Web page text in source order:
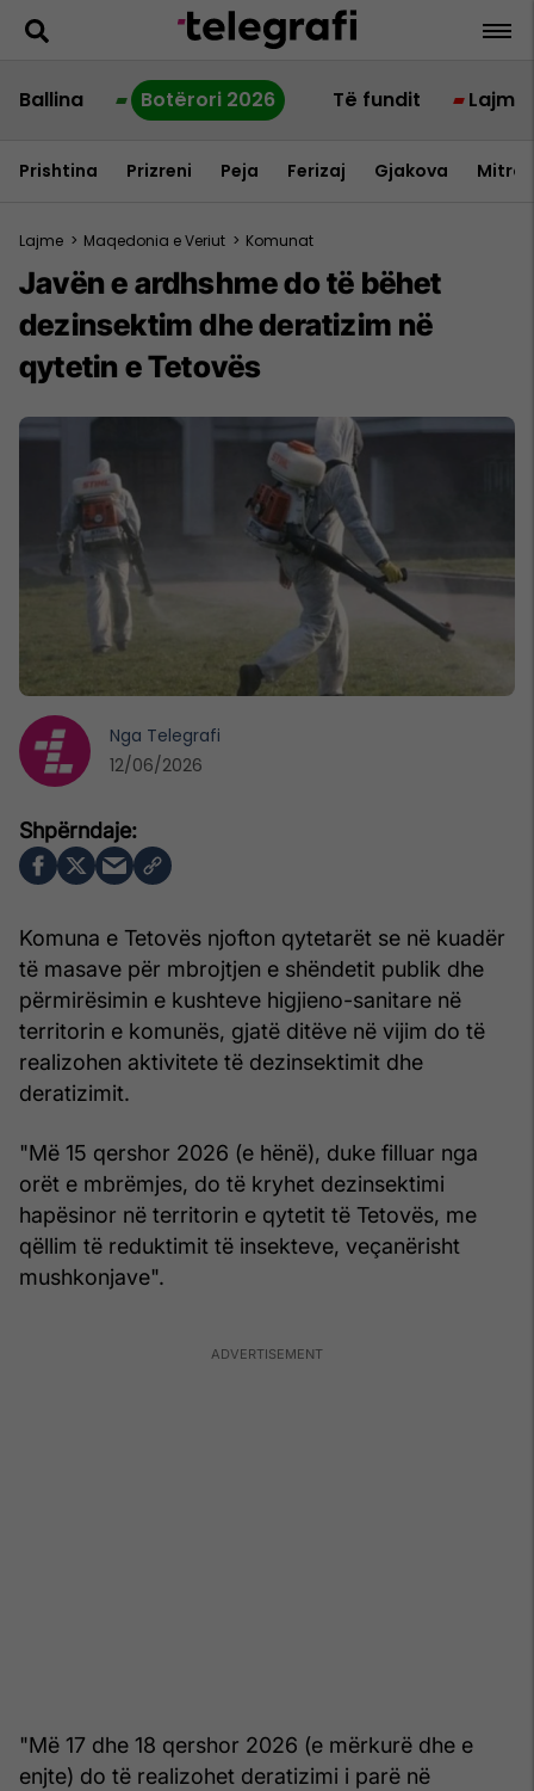
Ballina Botërori 2026 Të fundit Lajme
Prishtina Prizreni Peja Ferizaj Gjakova
Lajme > Maqedonia e Veriut > Komunat
Javën e ardhshme do të bëhet
dezinsektim dhe deratizim në
qytetin e Tetovës
Komuna e Tetovës njofton qytetarët se në kuadër
të masave për mbrojtjen e shëndetit publik dhe
përmirësimin e kushteve higjieno-sanitare në
territorin e komunës, gjatë ditëve në vijim do të
realizohen aktivitete të dezinsektimit dhe
deratizimit.
"Më 15 qershor 2026 (e hënë), duke filluar nga
orët e mbrëmjes, do të kryhet dezinsektimi
hapësinor në territorin e qytetit të Tetovës, me
qëllim të reduktimit të insekteve, veçanërisht
mushkonjave".
"Më 17 dhe 18 qershor 2026 (e mërkurë dhe e
enjte) do të realizohet deratizimi i parë në
Nga Telegrafi
12/06/2026